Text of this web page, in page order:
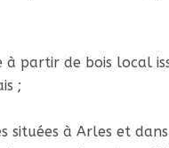
à partir de bois local
;
situées à Arles et